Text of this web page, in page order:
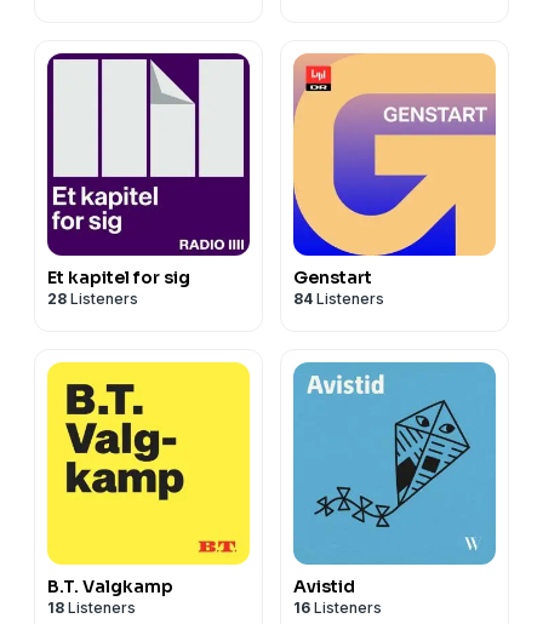
Et kapitel for sig
28 Listeners
Genstart
84 Listeners
B.T. Valgkamp
18 Listeners
Avistid
16 Listeners